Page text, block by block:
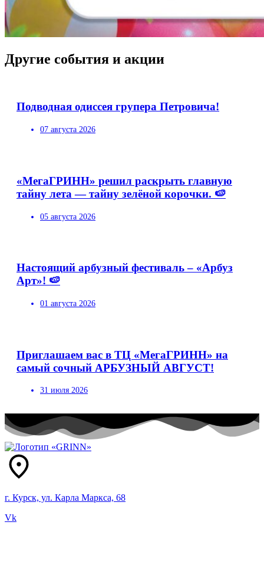
Другие события и акции
Подводная одиссея групера Петровича!
07 августа 2026
«МегаГРИНН» решил раскрыть главную
тайну лета — тайну зелёной корочки. 🍉
05 августа 2026
Настоящий арбузный фестиваль – «Арбуз
Арт»! 🍉
01 августа 2026
Приглашаем вас в ТЦ «МегаГРИНН» на
самый сочный АРБУЗНЫЙ АВГУСТ!
31 июля 2026
г. Курск, ул. Карла Маркса, 68
Vk